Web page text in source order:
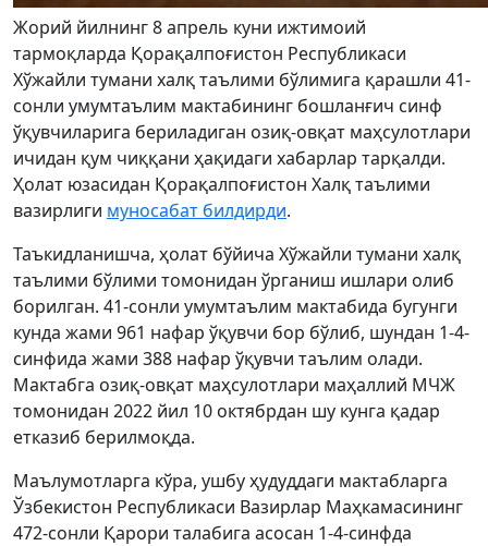
Жорий йилнинг 8 апрель куни ижтимоий
тармоқларда Қорақалпоғистон Республикаси
Хўжайли тумани халқ таълими бўлимига қарашли 41-
сонли умумтаълим мактабининг бошланғич синф
ўқувчиларига бериладиган озиқ-овқат маҳсулотлари
ичидан қум чиққани ҳақидаги хабарлар тарқалди.
Ҳолат юзасидан Қорақалпоғистон Халқ таълими
вазирлиги муносабат билдирди.
Таъкидланишча, ҳолат бўйича Хўжайли тумани халқ
таълими бўлими томонидан ўрганиш ишлари олиб
борилган. 41-сонли умумтаълим мактабида бугунги
кунда жами 961 нафар ўқувчи бор бўлиб, шундан 1-4-
синфида жами 388 нафар ўқувчи таълим олади.
Мактабга озиқ-овқат маҳсулотлари маҳаллий МЧЖ
томонидан 2022 йил 10 октябрдан шу кунга қадар
етказиб берилмоқда.
Маълумотларга кўра, ушбу ҳудуддаги мактабларга
Ўзбекистон Республикаси Вазирлар Маҳкамасининг
472-сонли Қарори талабига асосан 1-4-синфда